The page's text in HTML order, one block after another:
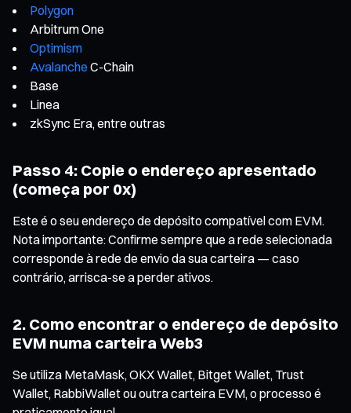
Polygon
Arbitrum One
Optimism
Avalanche C-Chain
Base
Linea
zkSync Era, entre outras
Passo 4: Copie o endereço apresentado
(começa por 0x)
Este é o seu endereço de depósito compatível com EVM.
Nota importante: Confirme sempre que a rede selecionada
corresponde à rede de envio da sua carteira — caso
contrário, arrisca-se a perder ativos.
2. Como encontrar o endereço de depósito
EVM numa carteira Web3
Se utiliza MetaMask, OKX Wallet, Bitget Wallet, Trust
Wallet, RabbiWallet ou outra carteira EVM, o processo é